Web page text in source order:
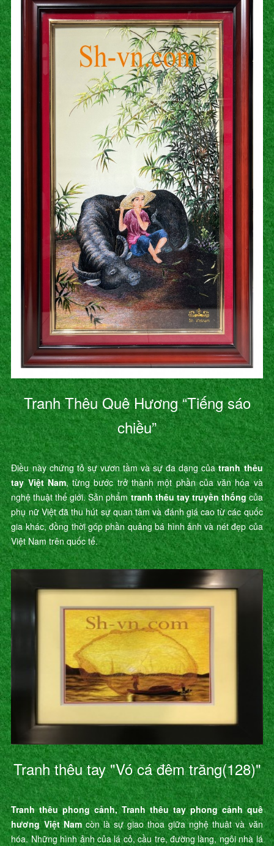
Tranh Thêu Quê Hương “Tiếng sáo
chiều”
Điều này chứng tỏ sự vươn tầm và sự đa dạng củatranh thêu
tay Việt Nam, từng bước trở thành một phần của văn hóa và
nghệ thuật thế giới. Sản phẩmtranh thêu tay truyền thốngcủa
phụ nữ Việt đã thu hút sự quan tâm và đánh giá cao từ các quốc
gia khác, đồng thời góp phần quảng bá hình ảnh và nét đẹp của
Việt Nam trên quốc tế.
Tranh thêu tay "Vó cá đêm trăng(128)"
Tranh thêu phong cảnh, Tranh thêu tay phong cảnh quê
hương Việt Namcòn là sự giao thoa giữa nghệ thuât và văn
hóa. Những hình ảnh của lá cỏ, cầu tre, đường làng, ngôi nhà lá